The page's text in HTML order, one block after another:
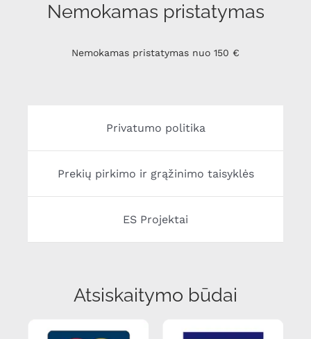
Nemokamas pristatymas
Nemokamas pristatymas nuo 150 €
Privatumo politika
Prekių pirkimo ir grąžinimo taisyklės
ES Projektai
Atsiskaitymo būdai